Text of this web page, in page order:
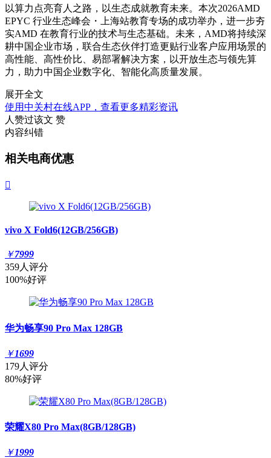
以算力点亮育人之路，以生态成就教育未来。本次2026AMD
EPYC 行业生态峰会・上海站教育专场的成功举办，进一步夯
实AMD 在教育行业的技术与生态基础。未来，AMD将持续深
耕中国企业市场，联合生态伙伴打造更贴行业客户应用场景的
高性能、高性价比、易部署解决方案，以开放生态与领先算
力，助力中国企业数字化、智能化高质量发展。
展开全文
使用中关村在线APP，查看更多精彩资讯
人赞过该文 赞
内容纠错
相关电商优惠

vivo X Fold6(12GB/256GB)
￥7999
359人评分
100%好评
华为畅享90 Pro Max 128GB
￥1699
179人评分
80%好评
荣耀X80 Pro Max(8GB/128GB)
￥1999